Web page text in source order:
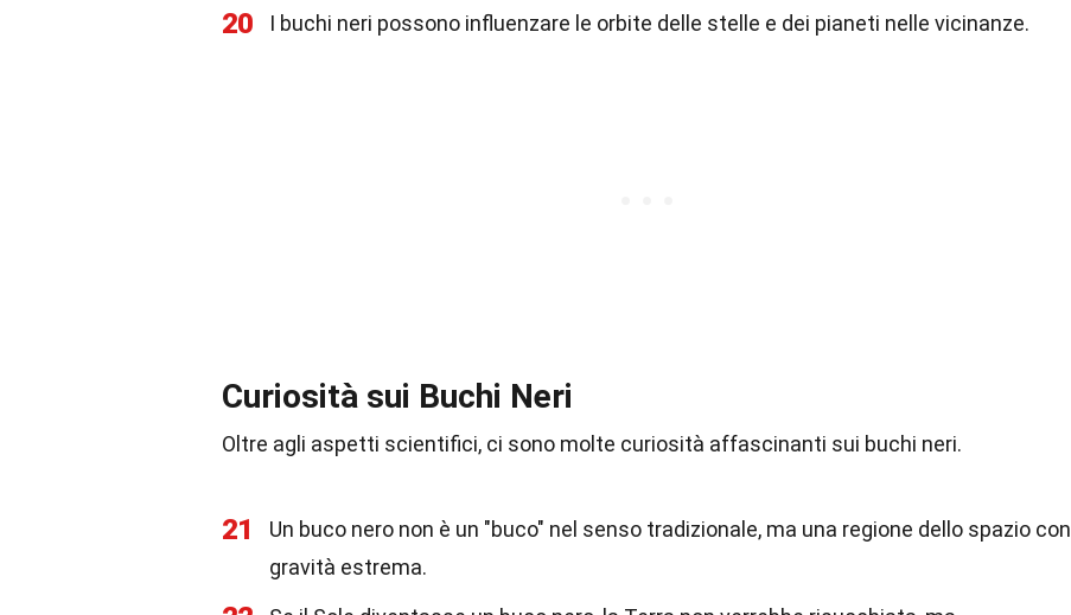
20 I buchi neri possono influenzare le orbite delle stelle e dei pianeti nelle vicinanze.
Curiosità sui Buchi Neri
Oltre agli aspetti scientifici, ci sono molte curiosità affascinanti sui buchi neri.
21
Un buco nero non è un "buco" nel senso tradizionale, ma una regione dello spazio con
gravità estrema.